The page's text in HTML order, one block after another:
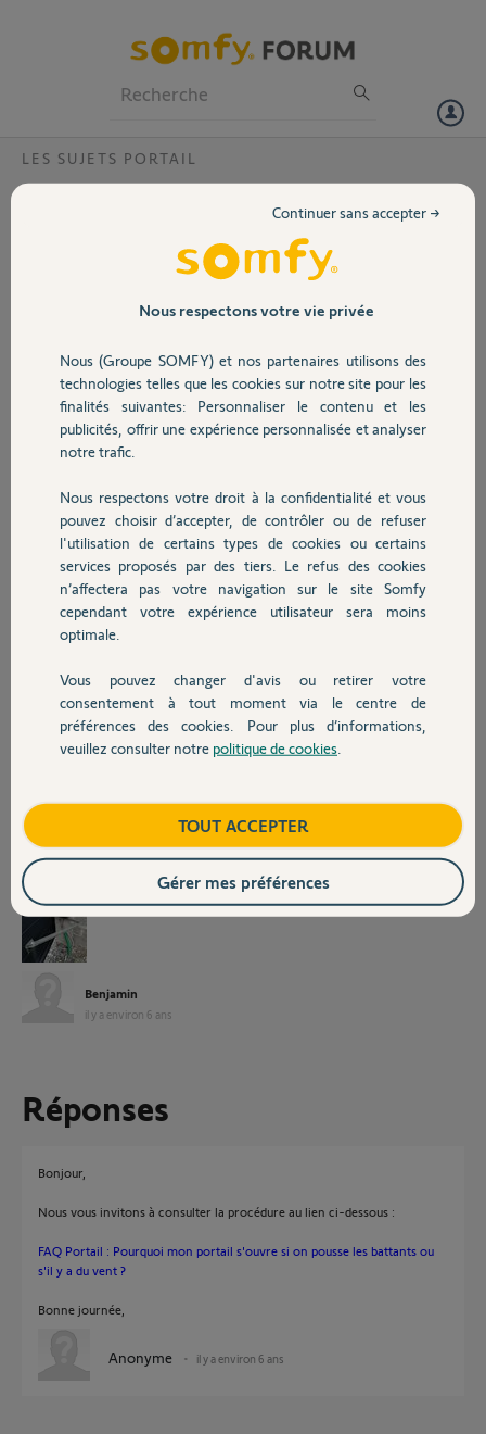
Volet
Sécurité
Domotique
Chauffage
Autres produits
Devis avec un pro
Contact
LES SUJETS PORTAIL
Portail défectueux soumis au vent ?
Je me permets de venir vers vous
sur ce forum pour quelques
renseignements.
En effet, nouveau propriétaire d'une
grand vent (bord de mer), j ai un
problème avec mon portail. Celui
date de 2015, est plein et d'une
hauteur de 170 en deux battant. Le
l'ancien propriétaire a déjà réalisé le
changement d'un des moteurs et nous a dit qu il avait déjà eu
auparavant de nombreux problèmes.
Je me permets de vous joindre une photo afin de pouvoir identifier la
référence. D'après mes recherches, je dirai Evolvia ? (mais sans
certitudes étant vraiment novice dans ce domaine).
Actuellement le deuxième moteur commence à "lâcher", c est à dire
aider de maniere manuelle à se fermer. Lorsque le battant est fermé,
il faut que j'appuie sur la commande afin de l arrêter sinon il y a le
bruit d'un engrenage qui saute.
Ce portail est soumis à des vents souvent de 80km/h voir plus
régulièrement, pensez vous qu il serait utile de changer les moteurs et
Je vous remercie pour votre réponse et le temps passé. Je ne
manquerai pas de revenir vers vous dès que j en saurai plus..
Bonne journée à vous,
Benjamin
il y a environ 6 ans
Réponses
Bonjour,
Nous vous invitons à consulter la procédure au lien ci-dessous :
FAQ Portail : Pourquoi mon portail s'ouvre si on pousse les battants ou
s'il y a du vent ?
Bonne journée,
Anonyme il y a environ 6 ans
Nous respectons votre vie privée
Nous (Groupe SOMFY) et nos partenaires utilisons des
technologies telles que les cookies sur notre site pour les
finalités suivantes: Personnaliser le contenu et les
publicités, offrir une expérience personnalisée et analyser
notre trafic.
Nous respectons votre droit à la confidentialité et vous
pouvez choisir d’accepter, de contrôler ou de refuser
l'utilisation de certains types de cookies ou certains
services proposés par des tiers. Le refus des cookies
n’affectera pas votre navigation sur le site Somfy
cependant votre expérience utilisateur sera moins
optimale.
Vous pouvez changer d'avis ou retirer votre
consentement à tout moment via le centre de
préférences des cookies. Pour plus d’informations,
veuillez consulter notre politique de cookies
Continuer sans accepter →
TOUT ACCEPTER
Gérer mes préférences